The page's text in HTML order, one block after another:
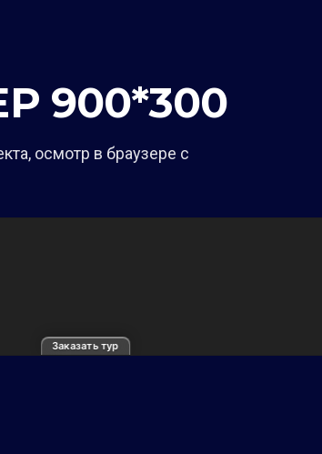
900*300
осмотр в браузере с
Заказать тур